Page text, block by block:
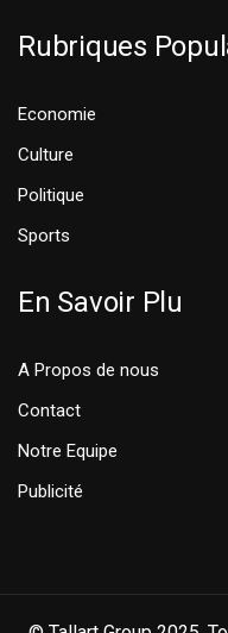
Rubriques
Economie
Culture
Politique
Sports
En Savoir Plu
A Propos de nous
Contact
Notre Equipe
Publicité